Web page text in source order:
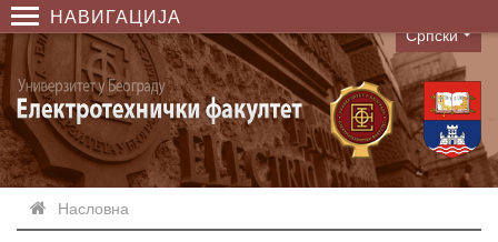
НАВИГАЦИЈА
Language
Српски
Насловна